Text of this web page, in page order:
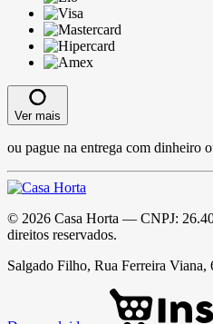
Ver mais
ou pague na entrega com dinheiro
© 2026 Casa Horta — CNPJ:
direitos reservados.
Salgado Filho, Rua Ferreira